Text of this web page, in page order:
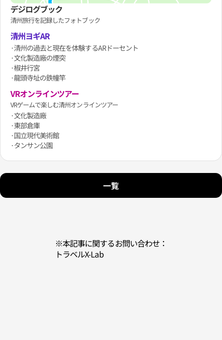
デジログブック
清州旅行を記録したフォトブック
清州ヨギAR
·清州の過去と現在を体験するARドーセント
·文化製造廠の煙突
·椒井行宮
·龍頭寺址の鉄幢竿
VRオンラインツアー
VRゲームで楽しむ清州オンラインツアー
·文化製造廠
·東部倉庫
·国立現代美術館
·タンサン公園
一覧
※本記事に関するお問い合わせ：
トラベルX-Lab